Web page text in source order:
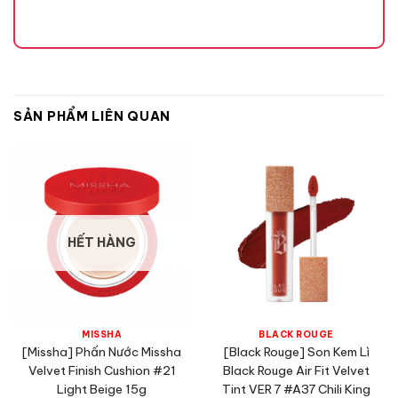
SẢN PHẨM LIÊN QUAN
HẾT HÀNG
MISSHA
[Missha] Phấn Nước Missha
Velvet Finish Cushion #21
Light Beige 15g
BLACK ROUGE
[Black Rouge] Son Kem Lì
Black Rouge Air Fit Velvet
Tint VER 7 #A37 Chili King